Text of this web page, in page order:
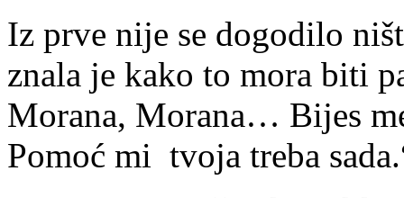
Iz prve nije se dogodilo
znala je kako to mora biti
Morana, Morana… Bijes
Pomoć mi tvoja treba